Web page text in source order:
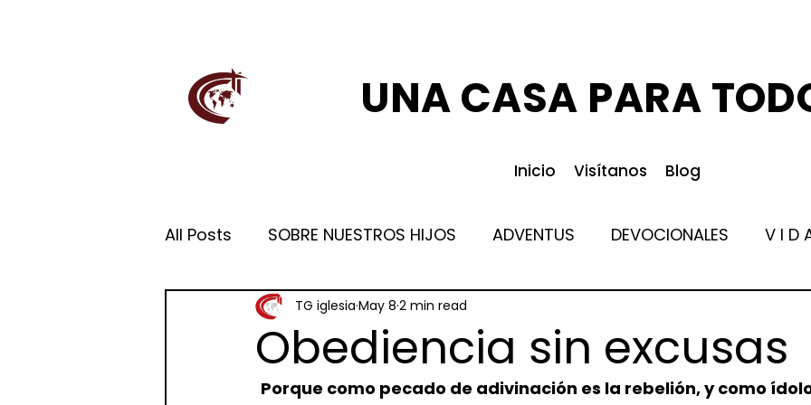
UNA CASA PARA
Inicio Visítanos Blog
All Posts SOBRE NUESTROS HIJOS ADVENTUS DEVOCIONALES V I D
Obediencia sin excusas
TG iglesia May 8 2 min read
Porque como pecado de adivinación es la rebelión, y como